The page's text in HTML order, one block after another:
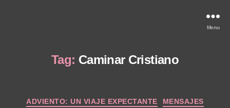
Menu
Tag: Caminar Cristiano
Categories
ADVIENTO: UN VIAJE EXPECTANTE
MENSAJES